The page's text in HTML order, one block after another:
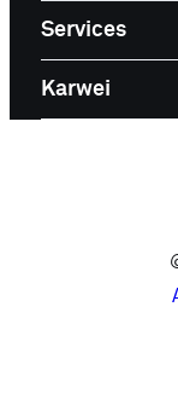
Services
Karwei